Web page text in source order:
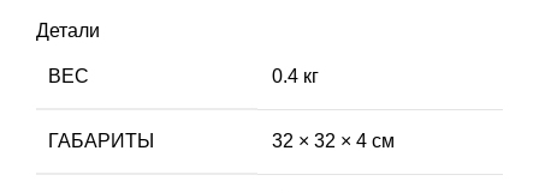
Детали
ВЕС 0.4 кг
ГАБАРИТЫ 32 × 32 × 4 см